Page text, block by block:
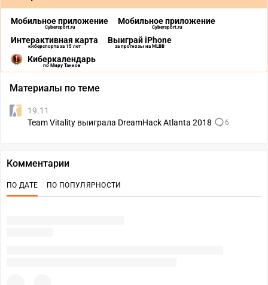
Мобильное приложение
Cybersport.ru
Мобильное приложение
Cybersport.ru
Интерактивная карта
киберспорта за 15 лет
Выиграй iPhone
за прогнозы на MLBB
Киберкалендарь
по Миру Танков
Материалы по теме
19.11
Team Vitality выиграла DreamHack Atlanta 2018
6
Комментарии
ПО ДАТЕ ПО ПОПУЛЯРНОСТИ